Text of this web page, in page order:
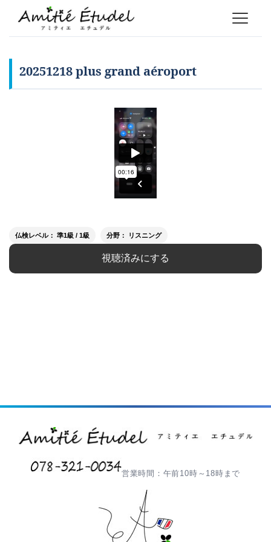
20251218 plus grand aéroport
仏検レベル： 準1級 / 1級 分野： リスニング
視聴済みにする
営業時間：午前10時～18時まで